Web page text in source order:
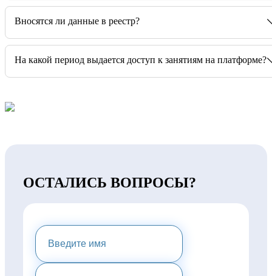
Вносятся ли данные в реестр?
На какой период выдается доступ к занятиям на платформе?
ОСТАЛИСЬ ВОПРОСЫ?
ПРЕДОСТАВИМ ВАМ
КОНСУЛЬТАЦИЮ